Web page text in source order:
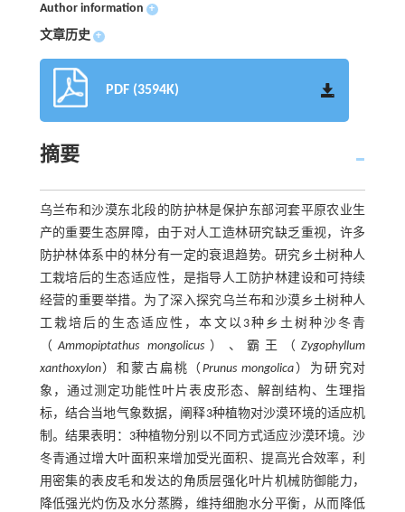
Author information +
文章历史 +
PDF (3594K)
摘要
乌兰布和沙漠东北段的防护林是保护东部河套平原农业生
产的重要生态屏障，由于对人工造林研究缺乏重视，许多
防护林体系中的林分有一定的衰退趋势。研究乡土树种人
工栽培后的生态适应性，是指导人工防护林建设和可持续
经营的重要举措。为了深入探究乌兰布和沙漠乡土树种人
工栽培后的生态适应性，本文以3种乡土树种沙冬青
（Ammopiptathus mongolicus ）、霸王（Zygophyllum
xanthoxylon）和蒙古扁桃（Prunus mongolica ）为研究对
象，通过测定功能性叶片表皮形态、解剖结构、生理指
标，结合当地气象数据，阐释3种植物对沙漠环境的适应机
制。结果表明：3种植物分别以不同方式适应沙漠环境。沙
冬青通过增大叶面积来增加受光面积、提高光合效率，利
用密集的表皮毛和发达的角质层强化叶片机械防御能力，
降低强光灼伤及水分蒸腾，维持细胞水分平衡，从而降低